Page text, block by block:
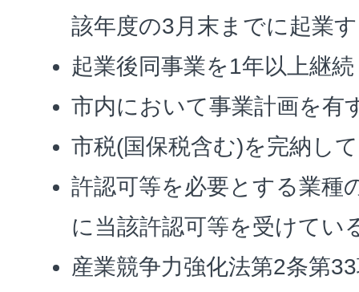
該年度の3月末までに起業
起業後同事業を1年以上継
市内において事業計画を有
市税(国保税含む)を完納し
許認可等を必要とする業種
に当該許認可等を受けてい
産業競争力強化法第2条第